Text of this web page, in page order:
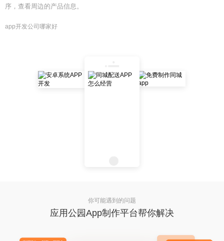
序，查看周边的产品信息。
app开发公司哪家好
你可能遇到的问题
应用公园App制作平台帮你解决